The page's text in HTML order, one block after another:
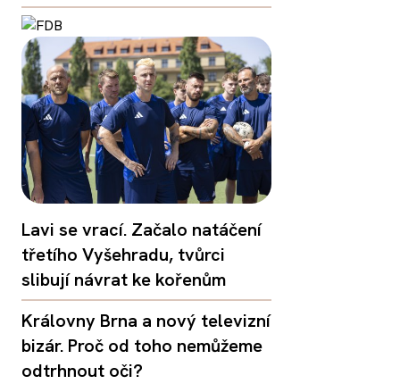
Lavi se vrací. Začalo natáčení
třetího Vyšehradu, tvůrci
slibují návrat ke kořenům
Královny Brna a nový televizní
bizár. Proč od toho nemůžeme
odtrhnout oči?